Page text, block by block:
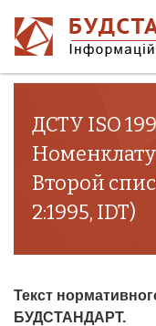
ДСТУ ISO
Второй
2:1995, IDT)
Текст
БУДСТАНДАРТ.